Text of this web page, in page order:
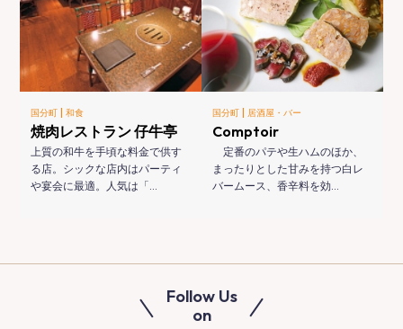
国分町 |和食
焼肉レストラン 仔牛亭
上質の和牛を手頃な料金で供す
る店。シックな店内はパーティ
や宴会に最適。人気は「…
国分町 | 居酒屋・バー
Comptoir
定番のパテや生ハムのほか、
まったりとした甘みを持つ白レ
バームース、香辛料を効…
Follow Us
on